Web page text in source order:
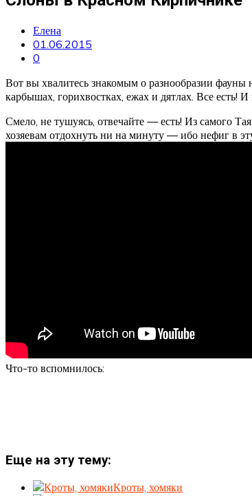
Елена
01.06.2015
0
Вот вы хвалитесь знакомым о разнообразии
карбышах, горихвостках, ежах и дятлах. Все есть!
Смело, не тушуясь, отвечайте — есть! Из самого
хозяевам отдохнуть ни на минуту — ибо нефиг в
Что-то вспомнилось:
Еще на эту тему:
Кроты, хомяки